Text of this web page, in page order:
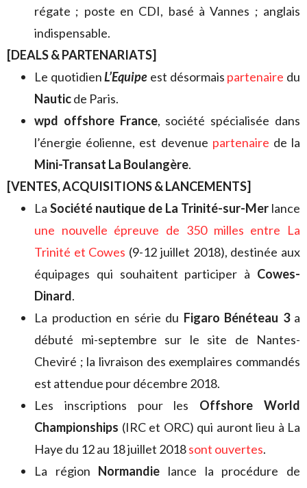
régate ; poste en CDI, basé à Vannes ; anglais
indispensable.
[DEALS & PARTENARIATS]
Le quotidienL’Equipe est désormais partenaire du
Nauticde Paris.
wpd offshore France, société spécialisée dans
l’énergie éolienne, est devenue partenaire de la
Mini-Transat La Boulangère.
[VENTES, ACQUISITIONS & LANCEMENTS]
La Société nautique de La Trinité-sur-Mer lance
une nouvelle épreuve de 350 milles entre La
Trinité et Cowes (9-12 juillet 2018), destinée aux
équipages qui souhaitent participer à Cowes-
Dinard.
La production en série du Figaro Bénéteau 3a
débuté mi-septembre sur le site de Nantes-
Cheviré ; la livraison des exemplaires commandés
est attendue pour décembre 2018.
Les inscriptions pour les Offshore World
Championships (IRC et ORC) qui auront lieu à La
Haye du 12 au 18 juillet 2018sont ouvertes.
La région Normandie lance la procédure de